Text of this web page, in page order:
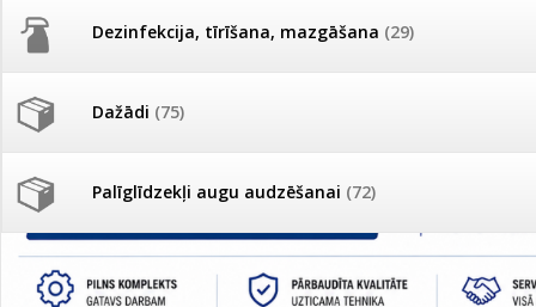
Dezinfekcija, tīrīšana, mazgāšana (29)
Dažādi (75)
Palīglīdzekļi augu audzēšanai (72)
Ievešanas atļaujas 2025
Visas datu drošības lapas (DDL)
vienuviet
Klientu Diena
Novatec - izcils mēslošanai arī
sezonas otrajā pusē!